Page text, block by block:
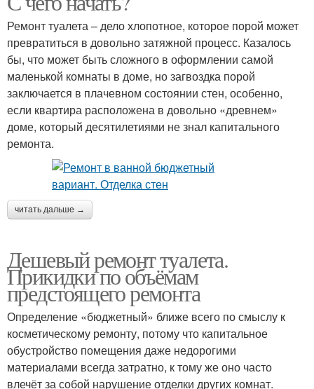
Ремонт туалета – дело хлопотное, которое порой может
превратиться в довольно затяжной процесс. Казалось
бы, что может быть сложного в оформлении самой
маленькой комнаты в доме, но загвоздка порой
заключается в плачевном состоянии стен, особенно,
если квартира расположена в довольно «древнем»
доме, который десятилетиями не знал капитального
ремонта.
читать дальше →
Дешевый ремонт туалета.
Прикидки по объёмам
предстоящего ремонта
Определение «бюджетный» ближе всего по смыслу к
косметическому ремонту, потому что капитальное
обустройство помещения даже недорогими
материалами всегда затратно, к тому же оно часто
влечёт за собой нарушение отделки других комнат.